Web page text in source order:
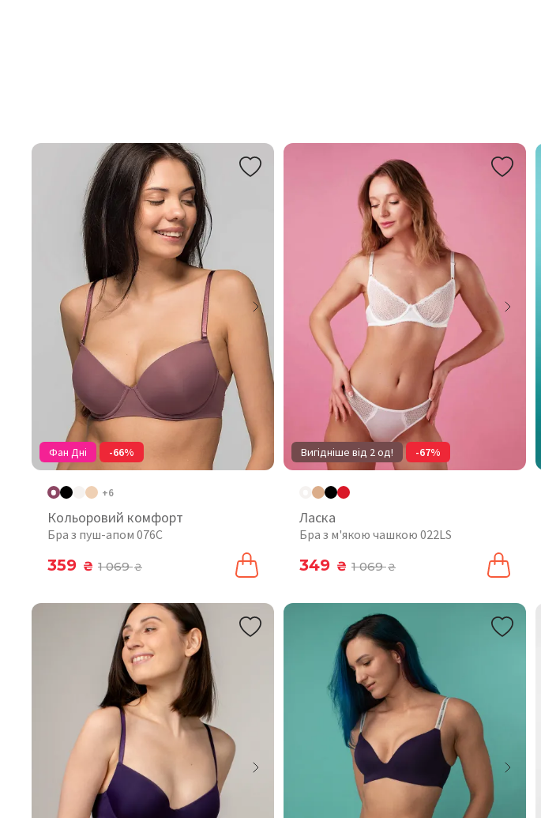
Фан Дні -66%
+6
Кольоровий комфорт
Бра з пуш-апом 076C
359 ₴ 1 069₴
Вигідніше від 2 од! -67%
Ласка
Бра з м'якою чашкою 022LS
349 ₴ 1 069₴